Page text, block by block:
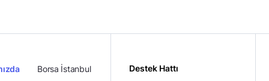
Borsa İstanbul Destek Hattı